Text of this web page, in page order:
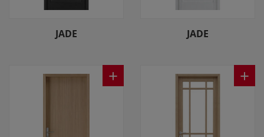
JADE JADE
+ +